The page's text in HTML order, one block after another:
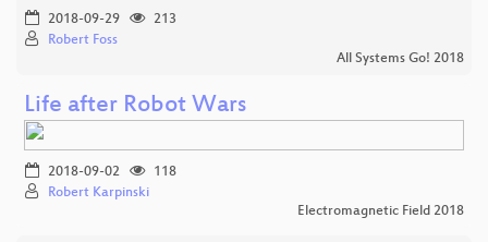
2018-09-29
213
Robert Foss
All Systems Go! 2018
Life after Robot Wars
2018-09-02
118
Robert Karpinski
Electromagnetic Field 2018